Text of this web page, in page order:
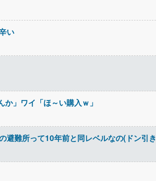
い
」ワイ「ほ～い購入ｗ」
避難所って10年前と同レベルなの(ドン引き